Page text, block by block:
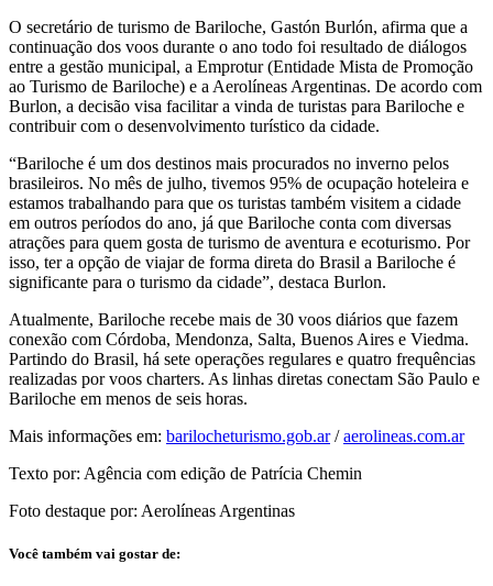
O secretário de turismo de Bariloche, Gastón Burlón, afirma que a
continuação dos voos durante o ano todo foi resultado de diálogos
entre a gestão municipal, a Emprotur (Entidade Mista de Promoção
ao Turismo de Bariloche) e a Aerolíneas Argentinas. De acordo com
Burlon, a decisão visa facilitar a vinda de turistas para Bariloche e
contribuir com o desenvolvimento turístico da cidade.
“Bariloche é um dos destinos mais procurados no inverno pelos
brasileiros. No mês de julho, tivemos 95% de ocupação hoteleira e
estamos trabalhando para que os turistas também visitem a cidade
em outros períodos do ano, já que Bariloche conta com diversas
atrações para quem gosta de turismo de aventura e ecoturismo. Por
isso, ter a opção de viajar de forma direta do Brasil a Bariloche é
significante para o turismo da cidade”, destaca Burlon.
Atualmente, Bariloche recebe mais de 30 voos diários que fazem
conexão com Córdoba, Mendonza, Salta, Buenos Aires e Viedma.
Partindo do Brasil, há sete operações regulares e quatro frequências
realizadas por voos charters. As linhas diretas conectam São Paulo e
Bariloche em menos de seis horas.
Mais informações em: barilocheturismo.gob.ar/aerolineas.com.ar
Texto por: Agência com edição de Patrícia Chemin
Foto destaque por: Aerolíneas Argentinas
Você também vai gostar de: